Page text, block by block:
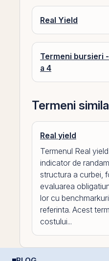
Real Yield
Termeni bursieri
a 4
Termeni
Real yield
Termenul Real
indicator de
structura a curbei,
evaluarea
lor cu
referinta. Acest
costului...